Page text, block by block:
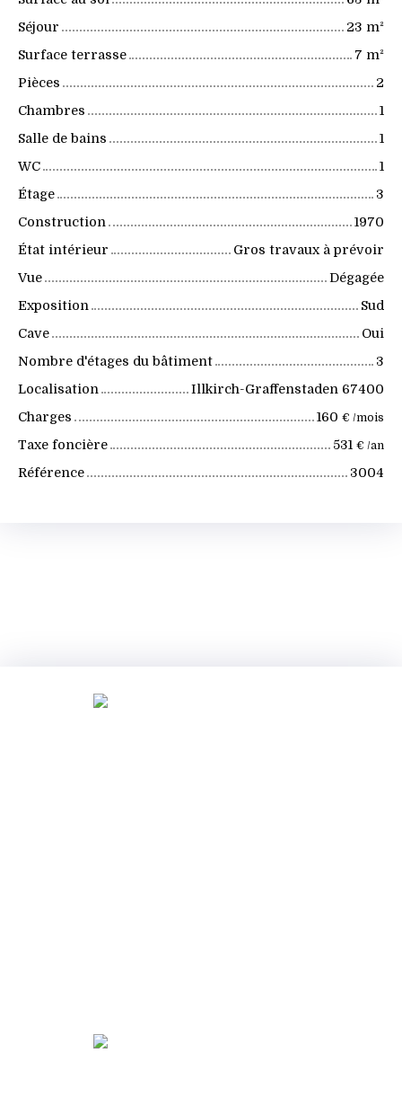
Séjour
23 m²
Surface terrasse
7 m²
Pièces
2
Chambres
1
Salle de bains
1
WC
1
Étage
3
Construction
1970
État intérieur
Gros travaux à prévoir
Vue
Dégagée
Exposition
Sud
Cave
Oui
Nombre d'étages du bâtiment
3
Localisation
Illkirch-Graffenstaden 67400
Charges
160 € /mois
Taxe foncière 531 € /an
Référence 3004